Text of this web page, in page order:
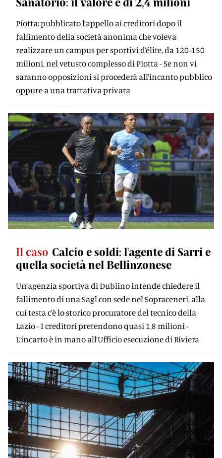
Piotta: pubblicato l’appello ai creditori dopo il
fallimento della società anonima che voleva
realizzare un campus per sportivi d’élite, da 120-150
milioni, nel vetusto complesso di Piotta - Se non vi
saranno opposizioni si procederà all’incanto pubblico
oppure a una trattativa privata
Il caso Calcio e soldi: l'agente di Sarri e
quella società nel Bellinzonese
Un’agenzia sportiva di Dublino intende chiedere il
fallimento di una Sagl con sede nel Sopraceneri, alla
cui testa c’è lo storico procuratore del tecnico della
Lazio - I creditori pretendono quasi 1,8 milioni -
L’incarto è in mano all’Ufficio esecuzione di Riviera